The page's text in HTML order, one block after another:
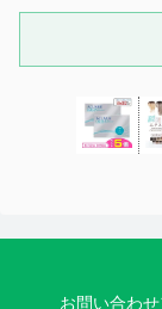
お問い合わ